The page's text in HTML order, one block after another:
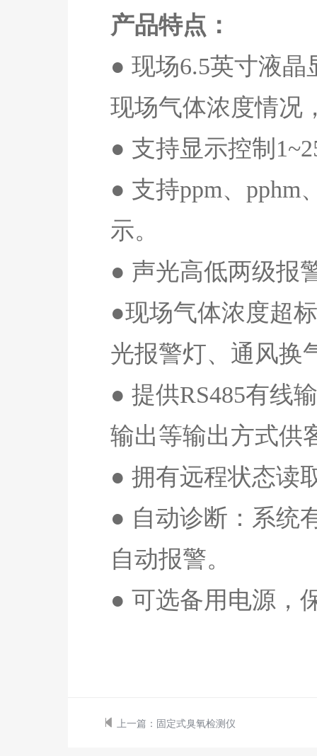
产品特点：
● 现场6.5英寸液晶
现场气体浓度情况
● 支持显示控制
● 支持ppm、 pphm
示。
● 声光高低两级报
●现场气体浓度超
光报警灯、通风换
● 提供RS485有线
输出等输出方式供
● 拥有远程状态读
● 自动诊断：系统
自动报警。
● 可选备用电源，
上一篇： 固定式臭氧检测仪